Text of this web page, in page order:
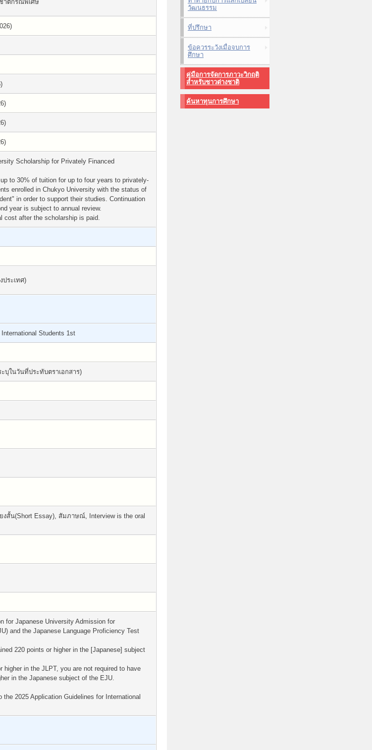
าติกรณีพิเศษ
Scholarship for Privately Financed
to 30% of tuition for up to four years to privately-
enrolled in Chukyo University with the status of
in order to support their studies. Continuation
year is subject to annual review.
cost after the scholarship is paid.
ประเทศ)
Students 1st
บุในวันที่ประทับตราเอกสาร)
งสั้น(Short Essay), สัมภาษณ์, Interview is the oral
for Japanese University Admission for
and the Japanese Language Proficiency Test
220 points or higher in the [Japanese] subject
higher in the JLPT, you are not required to have
in the Japanese subject of the EJU.
the 2025 Application Guidelines for International
วัฒนธรรม
ที่ปรึกษา
ข้อควรระวังเมื่อจบการ
ศึกษา
คู่มือการจัดการภาวะวิกฤติ
สำหรับชาวต่างชาติ
ค้นหาทุนการศึกษา